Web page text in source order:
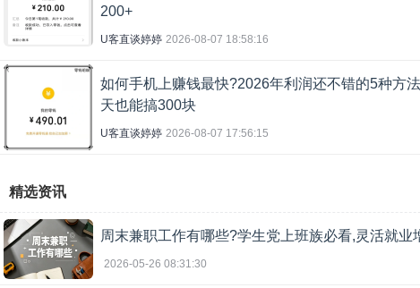
200+
U客直谈婷婷 2026-08-07 18:58:16
如何手机上赚钱最快?2026年利润还不错的5种方
天也能搞300块
U客直谈婷婷 2026-08-07 17:56:15
精选资讯
周末兼职工作有哪些?学生党上班族必看,灵活就业
2026-05-26 08:31:30